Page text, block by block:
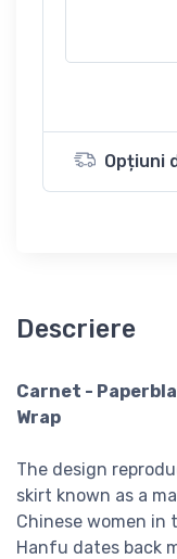
Opțiuni
Descriere
Carnet -
Wrap
The design
skirt known as a
Chinese women
Hanfu dates back